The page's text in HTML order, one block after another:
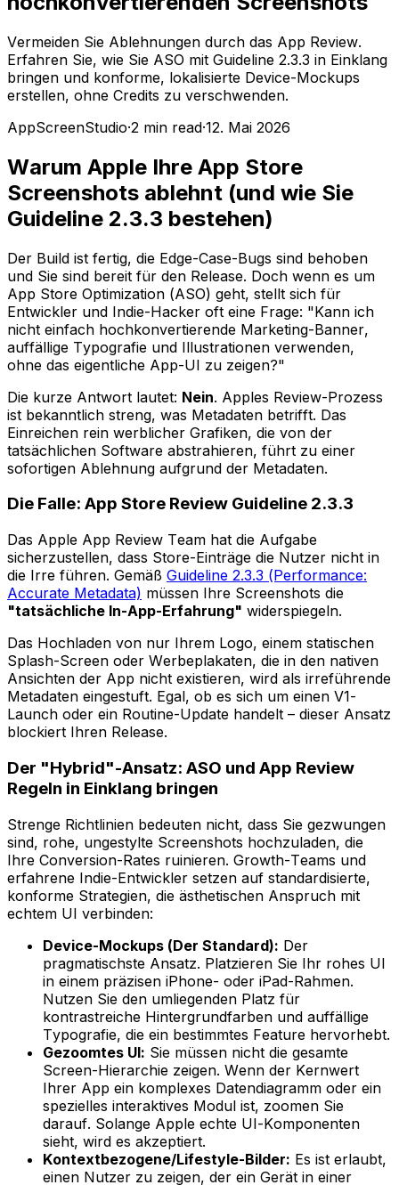
Vermeiden Sie Ablehnungen durch das App Review.
Erfahren Sie, wie Sie ASO mit Guideline 2.3.3 in Einklang
bringen und konforme, lokalisierte Device-Mockups
erstellen, ohne Credits zu verschwenden.
AppScreenStudio·2 min read·12. Mai 2026
Warum Apple Ihre App Store
Screenshots ablehnt (und wie Sie
Guideline 2.3.3 bestehen)
Der Build ist fertig, die Edge-Case-Bugs sind behoben
und Sie sind bereit für den Release. Doch wenn es um
App Store Optimization (ASO) geht, stellt sich für
Entwickler und Indie-Hacker oft eine Frage: "Kann ich
nicht einfach hochkonvertierende Marketing-Banner,
auffällige Typografie und Illustrationen verwenden,
ohne das eigentliche App-UI zu zeigen?"
Die kurze Antwort lautet: Nein. Apples Review-Prozess
ist bekanntlich streng, was Metadaten betrifft. Das
Einreichen rein werblicher Grafiken, die von der
tatsächlichen Software abstrahieren, führt zu einer
sofortigen Ablehnung aufgrund der Metadaten.
Die Falle: App Store Review Guideline 2.3.3
Das Apple App Review Team hat die Aufgabe
sicherzustellen, dass Store-Einträge die Nutzer nicht in
die Irre führen. Gemäß Guideline 2.3.3 (Performance:
Accurate Metadata) müssen Ihre Screenshots die
"tatsächliche In-App-Erfahrung" widerspiegeln.
Das Hochladen von nur Ihrem Logo, einem statischen
Splash-Screen oder Werbeplakaten, die in den nativen
Ansichten der App nicht existieren, wird als irreführende
Metadaten eingestuft. Egal, ob es sich um einen V1-
Launch oder ein Routine-Update handelt – dieser Ansatz
blockiert Ihren Release.
Der "Hybrid"-Ansatz: ASO und App Review
Regeln in Einklang bringen
Strenge Richtlinien bedeuten nicht, dass Sie gezwungen
sind, rohe, ungestylte Screenshots hochzuladen, die
Ihre Conversion-Rates ruinieren. Growth-Teams und
erfahrene Indie-Entwickler setzen auf standardisierte,
konforme Strategien, die ästhetischen Anspruch mit
echtem UI verbinden:
Device-Mockups (Der Standard): Der
pragmatischste Ansatz. Platzieren Sie Ihr rohes UI
in einem präzisen iPhone- oder iPad-Rahmen.
Nutzen Sie den umliegenden Platz für
kontrastreiche Hintergrundfarben und auffällige
Typografie, die ein bestimmtes Feature hervorhebt.
Gezoomtes UI: Sie müssen nicht die gesamte
Screen-Hierarchie zeigen. Wenn der Kernwert
Ihrer App ein komplexes Datendiagramm oder ein
spezielles interaktives Modul ist, zoomen Sie
darauf. Solange Apple echte UI-Komponenten
sieht, wird es akzeptiert.
Kontextbezogene/Lifestyle-Bilder: Es ist erlaubt,
einen Nutzer zu zeigen, der ein Gerät in einer